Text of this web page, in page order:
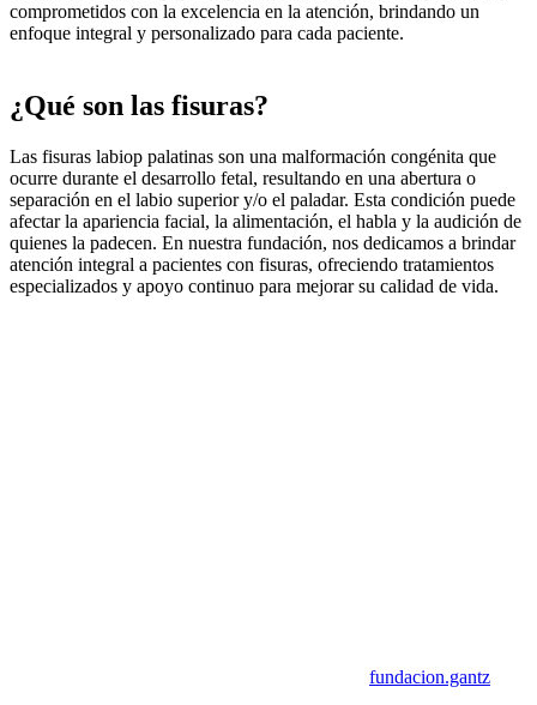
comprometidos con la excelencia en la atención, brindando un
enfoque integral y personalizado para cada paciente.
¿Qué son las fisuras?
Las fisuras labiop palatinas son una malformación congénita que
ocurre durante el desarrollo fetal, resultando en una abertura o
separación en el labio superior y/o el paladar. Esta condición puede
afectar la apariencia facial, la alimentación, el habla y la audición de
quienes la padecen. En nuestra fundación, nos dedicamos a brindar
atención integral a pacientes con fisuras, ofreciendo tratamientos
especializados y apoyo continuo para mejorar su calidad de vida.
fundacion.gantz